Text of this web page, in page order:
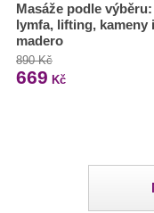
Masáže podle výběru:
lymfa, lifting, kameny i
madero
890 Kč
669 Kč